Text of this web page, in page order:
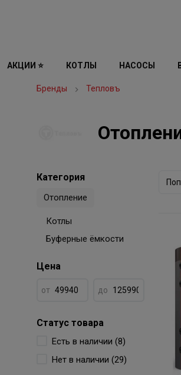
АКЦИИ ⭐ КОТЛЫ НАСОСЫ
Бренды Тепловъ
Категория
Отопление
Котлы
Буферные ёмкости
Цена
от до
Статус товара
Есть в наличии (8)
Нет в наличии (29)